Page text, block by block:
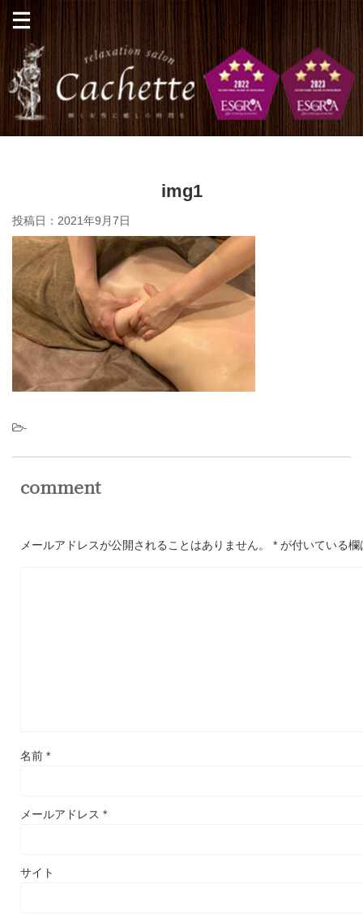
img1
投稿日： 2021年9月7日
-
comment
メールアドレスが公開されることはありません。 * が付いている
名前 *
メールアドレス *
サイト